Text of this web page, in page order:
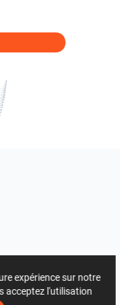
expérience sur notre
acceptez l'utilisation